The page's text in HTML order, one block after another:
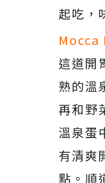
起吃，
Mocca
這道開
熟的溫
再和野
溫泉蛋
有清爽
點。順